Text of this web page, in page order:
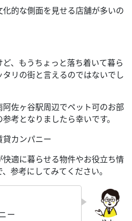
的な側面を見せる店舗が多いの
ど、もうちょっと落ち着いて暮ら
リの街と言えるのではないでし
佐ヶ谷駅周辺でペット可のお部
考となりましたら幸いです。
貸カンパニー
適に暮らせる物件やお役立ち情
参考にしてみてください。
ー